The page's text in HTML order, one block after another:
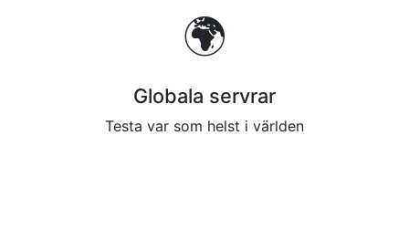
🌍
Globala servrar
Testa var som helst i världen